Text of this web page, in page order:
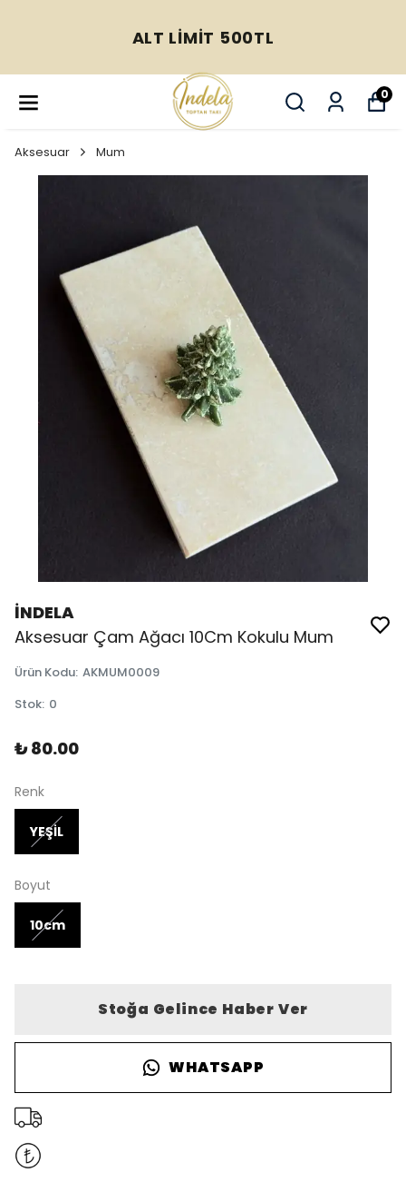
ALT LİMİT 500TL
0
Aksesuar Mum
İNDELA
Aksesuar Çam Ağacı 10Cm Kokulu Mum
Ürün Kodu: AKMUM0009
Stok: 0
₺ 80.00
Renk
YEŞİL
Boyut
10cm
Stoğa Gelince Haber Ver
WHATSAPP